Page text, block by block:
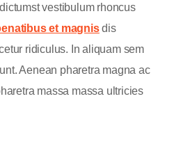
vestibulum rhoncus
et magnisdis
ridiculus. In aliquam sem
Aenean pharetra magna ac
massa massa ultricies